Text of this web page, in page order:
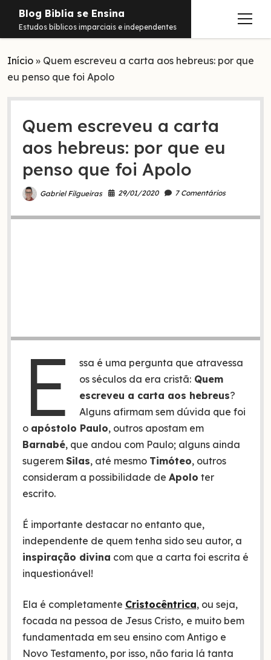
Blog Biblia se Ensina
Estudos bíblicos imparciais e independentes
abrir
Estudos
Notificações
Livros
PDFs
Hebraico
Aramaico
Contato
Sobre
facebook
Início » Quem escreveu a carta aos hebreus: por que
eu penso que foi Apolo
Quem escreveu a carta
aos hebreus: por que eu
penso que foi Apolo
Gabriel Filgueiras 29/01/2020 7 Comentários
E
ssa é uma pergunta que atravessa
os séculos da era cristã: Quem
escreveu a carta aos hebreus?
Alguns afirmam sem dúvida que foi
o apóstolo Paulo, outros apostam em
Barnabé, que andou com Paulo; alguns ainda
sugerem Silas, até mesmo Timóteo, outros
consideram a possibilidade de Apolo ter
escrito.
É importante destacar no entanto que,
independente de quem tenha sido seu autor, a
inspiração divina com que a carta foi escrita é
inquestionável!
Ela é completamente Cristocêntrica, ou seja,
focada na pessoa de Jesus Cristo, e muito bem
fundamentada em seu ensino com Antigo e
Novo Testamento, por isso, não faria lá tanta